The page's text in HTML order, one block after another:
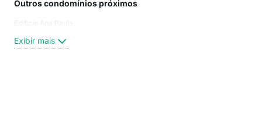
Outros condomínios próximos
Edifício Ana Paula
Exibir mais